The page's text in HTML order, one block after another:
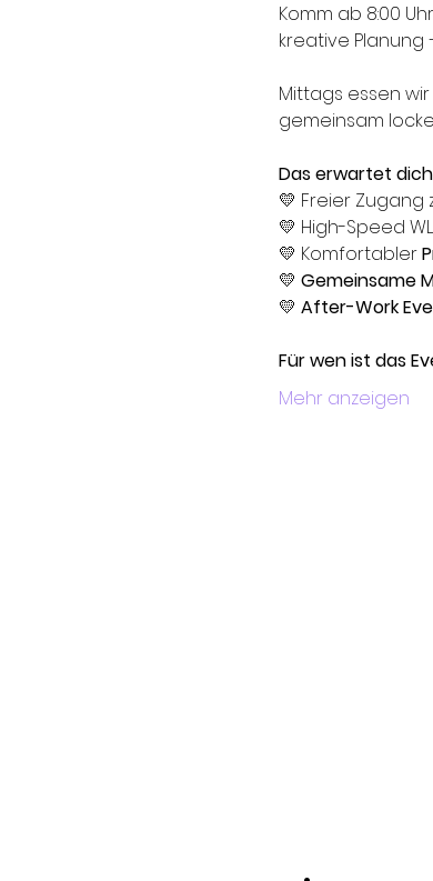
Komm ab 8:00
kreative Planung
Mittags essen
gemeinsam
Das erwartet
💛 Freier
💛 High-Speed
💛 Komfortabler
💛 Gemeinsame
💛 After-Work
Für wen ist das
Mehr anzeigen